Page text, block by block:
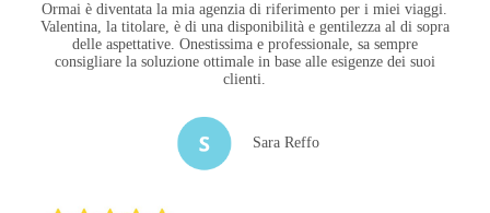
Ormai è diventata la mia agenzia di riferimento per i miei viaggi.
Valentina, la titolare, è di una disponibilità e gentilezza al di sopra
delle aspettative. Onestissima e professionale, sa sempre
consigliare la soluzione ottimale in base alle esigenze dei suoi
clienti.
Sara Reffo